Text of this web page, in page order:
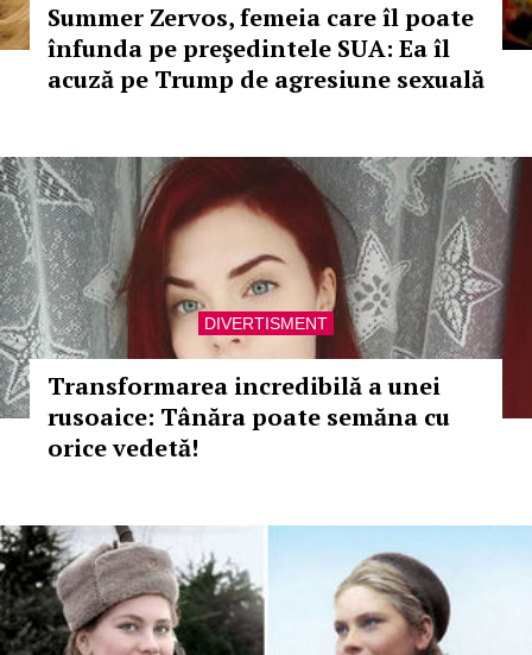
Summer Zervos, femeia care îl poate
înfunda pe preşedintele SUA: Ea îl
acuză pe Trump de agresiune sexuală
DIVERTISMENT
Transformarea incredibilă a unei
rusoaice: Tânăra poate semăna cu
orice vedetă!